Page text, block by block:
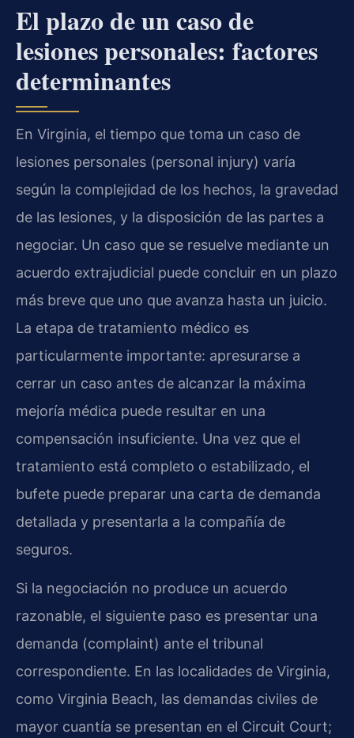
El plazo de un caso de
lesiones personales: factores
determinantes
En Virginia, el tiempo que toma un caso de
lesiones personales (personal injury) varía
según la complejidad de los hechos, la gravedad
de las lesiones, y la disposición de las partes a
negociar. Un caso que se resuelve mediante un
acuerdo extrajudicial puede concluir en un plazo
más breve que uno que avanza hasta un juicio.
La etapa de tratamiento médico es
particularmente importante: apresurarse a
cerrar un caso antes de alcanzar la máxima
mejoría médica puede resultar en una
compensación insuficiente. Una vez que el
tratamiento está completo o estabilizado, el
bufete puede preparar una carta de demanda
detallada y presentarla a la compañía de
seguros.
Si la negociación no produce un acuerdo
razonable, el siguiente paso es presentar una
demanda (complaint) ante el tribunal
correspondiente. En las localidades de Virginia,
como Virginia Beach, las demandas civiles de
mayor cuantía se presentan en el Circuit Court;